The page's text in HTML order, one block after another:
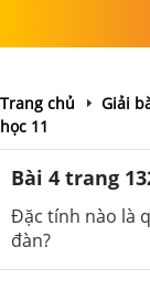
Trang chủ
Giải
học 11
Bài 4 trang
Đặc tính nào là
đàn?